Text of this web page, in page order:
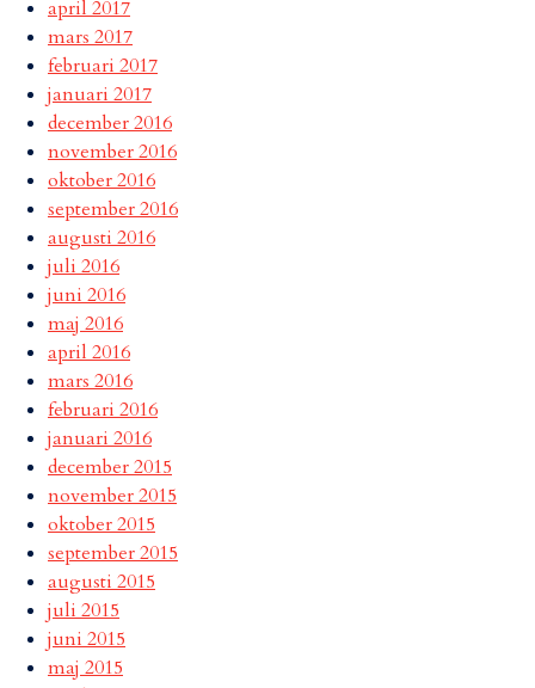
april 2017
mars 2017
februari 2017
januari 2017
december 2016
november 2016
oktober 2016
september 2016
augusti 2016
juli 2016
juni 2016
maj 2016
april 2016
mars 2016
februari 2016
januari 2016
december 2015
november 2015
oktober 2015
september 2015
augusti 2015
juli 2015
juni 2015
maj 2015